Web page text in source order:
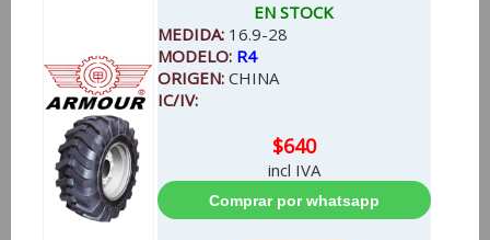
EN STOCK
MEDIDA: 16.9-28
MODELO: R4
ORIGEN: CHINA
IC/IV:
$640
incl IVA